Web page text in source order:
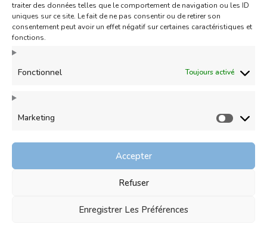
traiter des données telles que le comportement de navigation ou les ID
uniques sur ce site. Le fait de ne pas consentir ou de retirer son
consentement peut avoir un effet négatif sur certaines caractéristiques et
fonctions.
Fonctionnel Toujours activé
Marketing
Accepter
Refuser
Enregistrer Les Préférences
Politique de confidentialité
Conditions générales de vente
Politique de cookies (UE)
© 2026 RAMON'S MODES - Modiste, créateur de